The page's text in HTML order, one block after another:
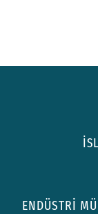
ENDÜSTRİ